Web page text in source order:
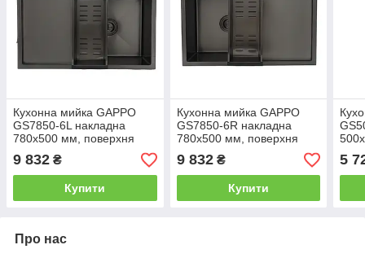
Кухонна мийка GAPPO
GS7850-6L накладна
780x500 мм, поверхня
PVD, ліва
9 832 ₴
Купити
Кухонна мийка GAPPO
GS7850-6R накладна
780x500 мм, поверхня
PVD, права
9 832₴
Купити
5
Про нас